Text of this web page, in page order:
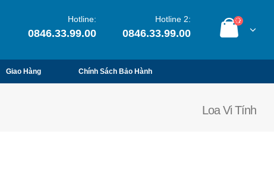
Hotline:
0846.33.99.00
Hotline 2:
0846.33.99.00
Giao Hàng Chính Sách Bảo Hành
Loa Vi Tính